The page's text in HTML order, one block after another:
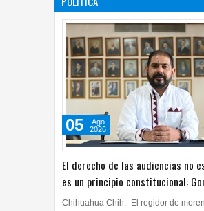
El derecho de las audiencias no
es un principio constitucional:
05
2026
presidente del Consejo Estatal de